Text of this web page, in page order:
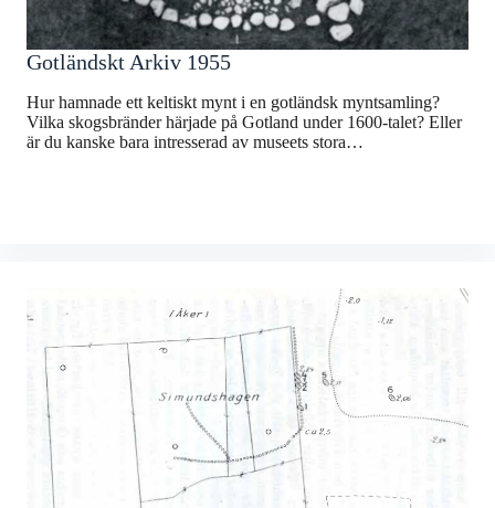
Gotländskt Arkiv 1955
Hur hamnade ett keltiskt mynt i en gotländsk myntsamling?
Vilka skogsbränder härjade på Gotland under 1600-talet? Eller
är du kanske bara intresserad av museets stora…